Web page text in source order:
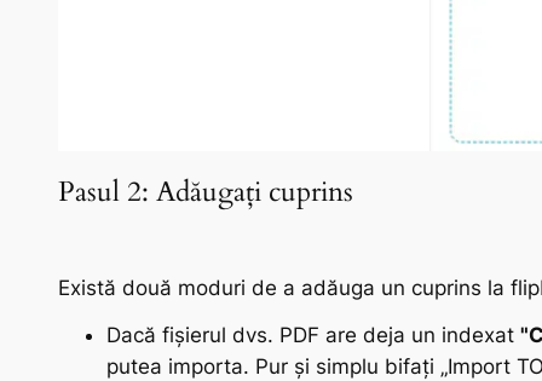
Pasul 2: Adăugați cuprins
Există două moduri de a adăuga un cuprins la
Dacă fișierul dvs. PDF are deja un indexat
putea importa. Pur și simplu bifați „Import